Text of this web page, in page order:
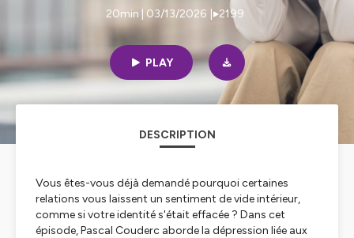
20min | 03/13/2026 2199
PLAY
DESCRIPTION
Vous êtes-vous déjà demandé pourquoi certaines
relations vous laissent un sentiment de vide intérieur,
comme si votre identité s'était effacée ? Dans cet
épisode, Pascal Couderc aborde la dépression liée aux